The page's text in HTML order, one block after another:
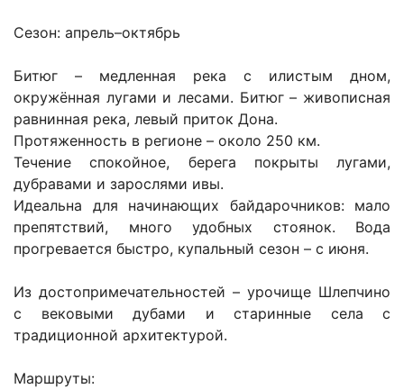
Сезон: апрель–октябрь
Битюг – медленная река с илистым дном,
окружённая лугами и лесами. Битюг – живописная
равнинная река, левый приток Дона.
Протяженность в регионе – около 250 км.
Течение спокойное, берега покрыты лугами,
дубравами и зарослями ивы.
Идеальна для начинающих байдарочников: мало
препятствий, много удобных стоянок. Вода
прогревается быстро, купальный сезон – с июня.
Из достопримечательностей – урочище Шлепчино
с вековыми дубами и старинные села с
традиционной архитектурой.
Маршруты: